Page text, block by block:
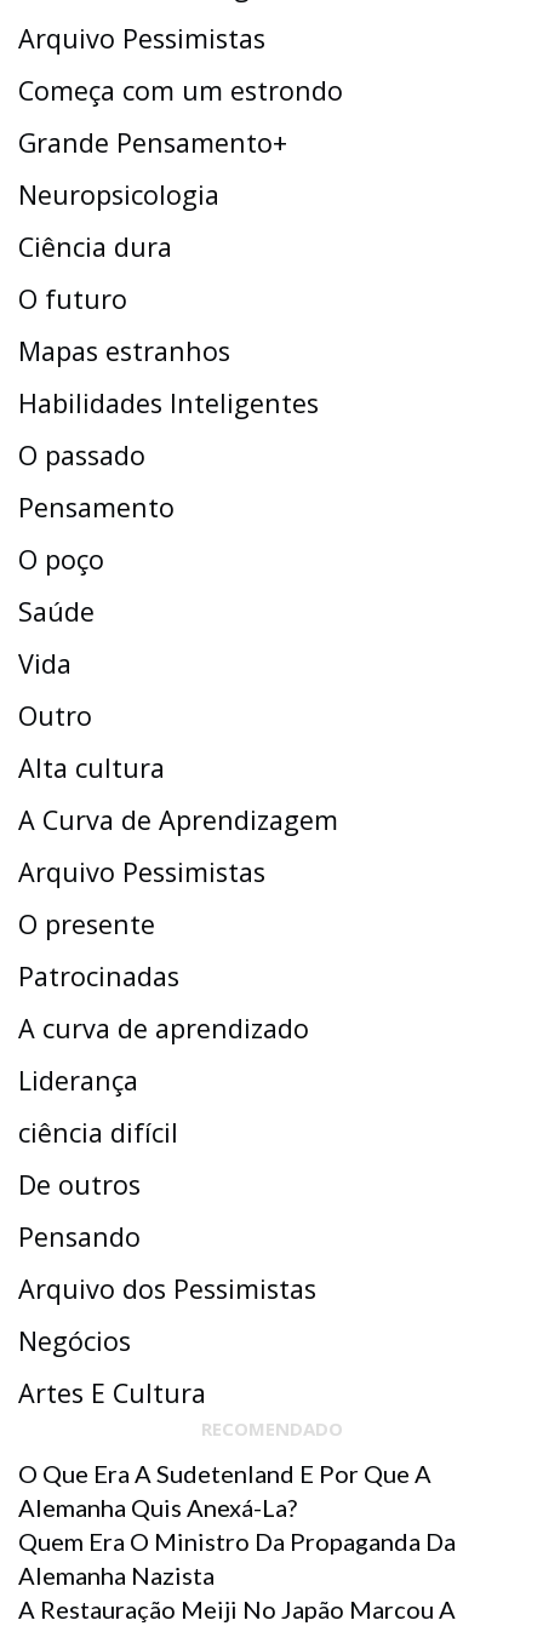
Arquivo Pessimistas
Começa com um estrondo
Grande Pensamento+
Neuropsicologia
Ciência dura
O futuro
Mapas estranhos
Habilidades Inteligentes
O passado
Pensamento
O poço
Saúde
Vida
Outro
Alta cultura
A Curva de Aprendizagem
Arquivo Pessimistas
O presente
Patrocinadas
A curva de aprendizado
Liderança
ciência difícil
De outros
Pensando
Arquivo dos Pessimistas
Negócios
Artes E Cultura
RECOMENDADO
O Que Era A Sudetenland E Por Que A
Alemanha Quis Anexá-La?
Quem Era O Ministro Da Propaganda Da
Alemanha Nazista
A Restauração Meiji No Japão Marcou A